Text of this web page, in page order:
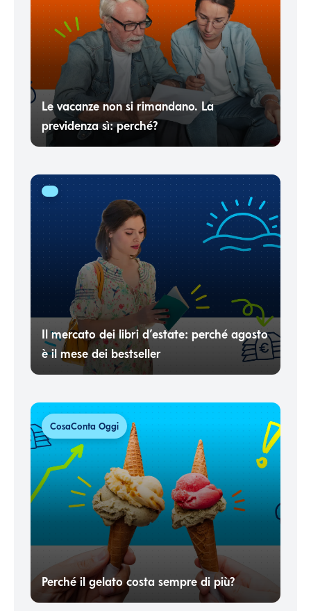
Le vacanze non si rimandano. La
previdenza sì: perché?
Il mercato dei libri d’estate: perché agosto
è il mese dei bestseller
CosaConta Oggi
Perché il gelato costa sempre di più?